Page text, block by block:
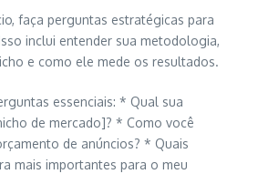
faça perguntas estratégicas para
inclui entender sua metodologia,
e como ele mede os resultados.
essenciais: * Qual sua
de mercado]? * Como você
de anúncios? * Quais
mais importantes para o meu